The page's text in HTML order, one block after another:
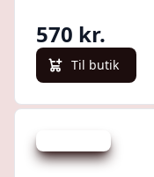
570 kr.
Til butik